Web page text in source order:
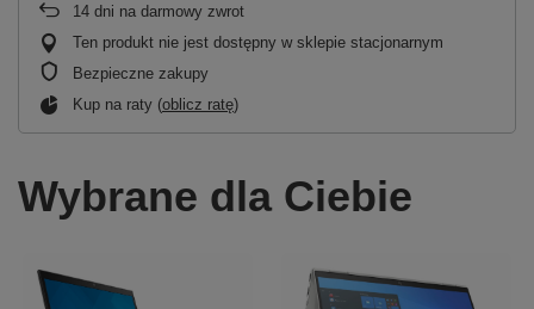
14 dni na darmowy zwrot
Ten produkt nie jest dostępny w sklepie stacjonarnym
Bezpieczne zakupy
Kup na raty (oblicz ratę)
Wybrane dla Ciebie